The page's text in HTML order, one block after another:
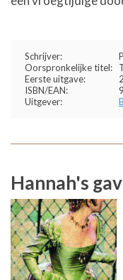
Schrijver:
Oorspronkelijke titel:
Eerste uitgave:
ISBN/EAN:
Uitgever:
Hannah's